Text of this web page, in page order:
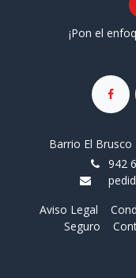
¡Pon el
Barrio El Brusco
942
Aviso Legal
Seguro